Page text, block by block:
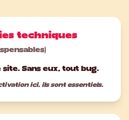
techniques
Sans eux, tout bug.
ici, ils sont essentiels.